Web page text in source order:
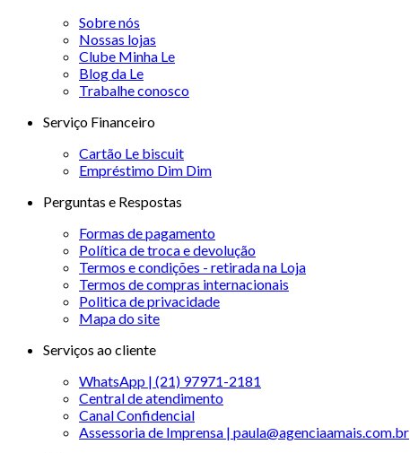
Sobre nós
Nossas lojas
Clube Minha Le
Blog da Le
Trabalhe conosco
Serviço Financeiro
Cartão Le biscuit
Empréstimo Dim Dim
Perguntas e Respostas
Formas de pagamento
Política de troca e devolução
Termos e condições - retirada na Loja
Termos de compras internacionais
Politica de privacidade
Mapa do site
Serviços ao cliente
WhatsApp | (21) 97971-2181
Central de atendimento
Canal Confidencial
Assessoria de Imprensa | paula@agenciaamais.com.br